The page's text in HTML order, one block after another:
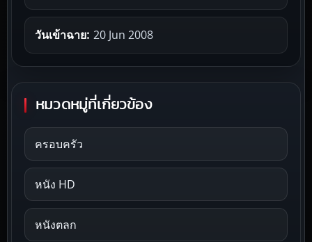
วันเข้าฉาย: 20 Jun 2008
หมวดหมู่ที่เกี่ยวข้อง
ครอบครัว
หนัง HD
หนังตลก